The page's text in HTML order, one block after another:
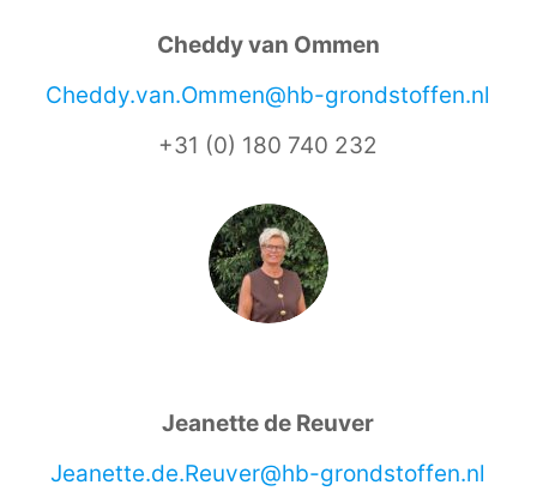
Cheddy van Ommen
Cheddy.van.Ommen@hb-grondstoffen.nl
+31 (0) 180 740 232
Jeanette de Reuver
Jeanette.de.Reuver@hb-grondstoffen.nl